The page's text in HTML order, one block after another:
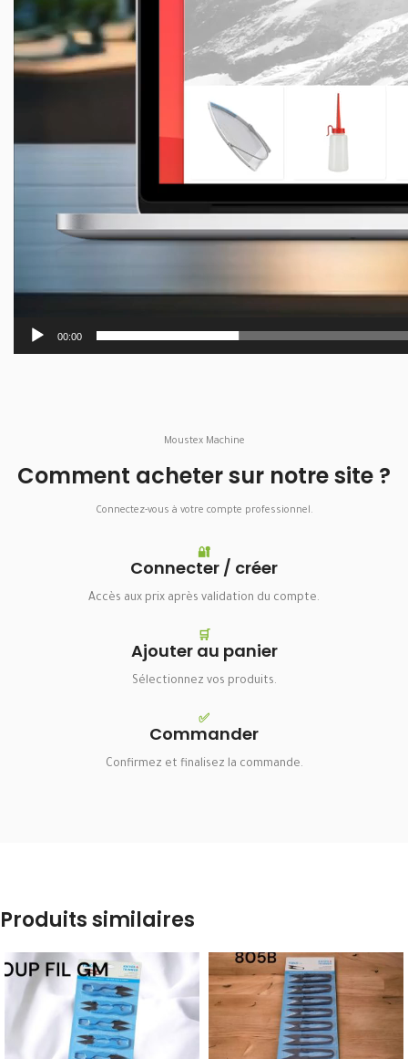
Moustex Machine
Comment acheter sur notre site ?
Connectez-vous à votre compte professionnel.
🔐
Connecter / créer
Accès aux prix après validation du compte.
🛒
Ajouter au panier
Sélectionnez vos produits.
✅
Commander
Confirmez et finalisez la commande.
00:00
Produits similaires